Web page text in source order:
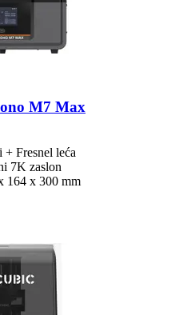
M7 Max
Fresnel leća
7K zaslon
164 x 300 mm